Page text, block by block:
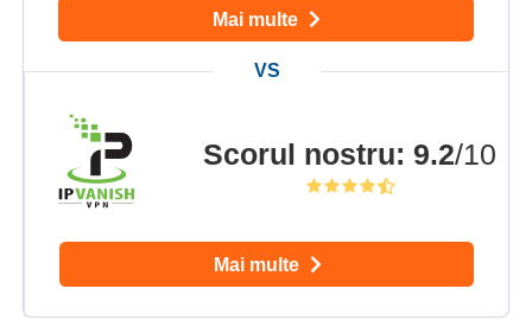
Mai multe
Scorul nostru: 9.2/10
Mai multe